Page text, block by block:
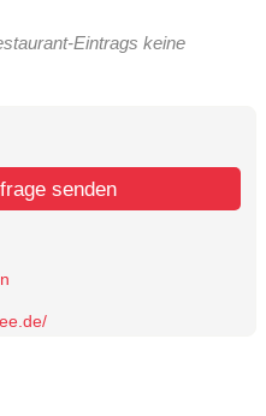
Eintrags keine
senden